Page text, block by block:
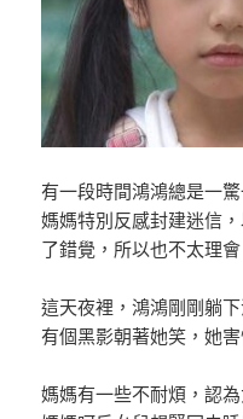
有一段時間鴻鴻總是一
媽媽特別反感封建迷信
了錯覺，所以也不太理會
這天夜裡，鴻鴻剛剛躺
有個黑影朝著她笑，她
媽媽有一些不耐煩，認